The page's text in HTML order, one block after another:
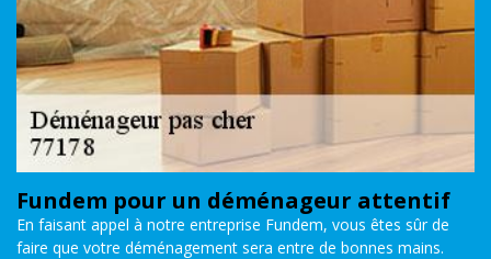
Fundem pour un déménageur attentif
En faisant appel à notre entreprise Fundem, vous êtes sûr de
faire que votre déménagement sera entre de bonnes mains.